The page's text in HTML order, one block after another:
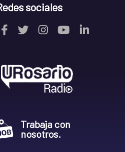
sociales
Trabaja con
nosotros.